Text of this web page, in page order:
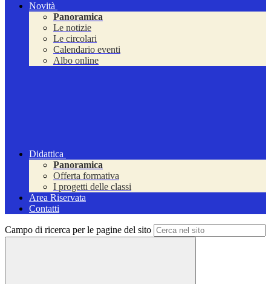
Novità
Panoramica
Le notizie
Le circolari
Calendario eventi
Albo online
Didattica
Panoramica
Offerta formativa
I progetti delle classi
Area Riservata
Contatti
Campo di ricerca per le pagine del sito